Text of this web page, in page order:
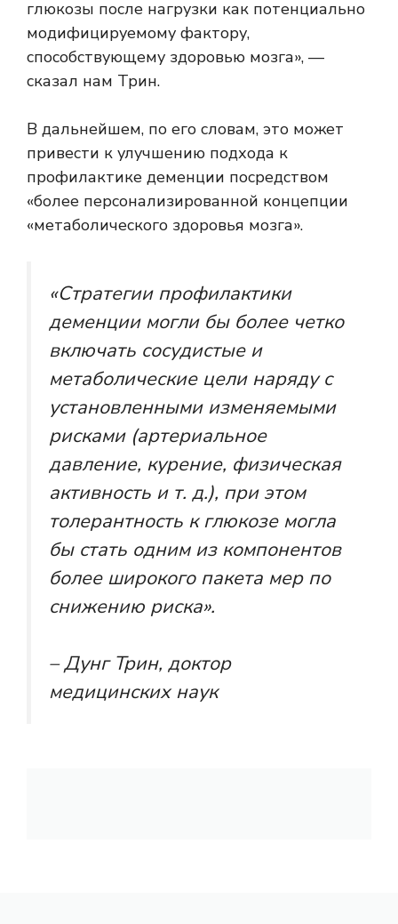
глюкозы после нагрузки как потенциально
модифицируемому фактору,
способствующему здоровью мозга», —
сказал нам Трин.
В дальнейшем, по его словам, это может
привести к улучшению подхода к
профилактике деменции посредством
«более персонализированной концепции
«метаболического здоровья мозга».
«Стратегии профилактики
деменции могли бы более четко
включать сосудистые и
метаболические цели наряду с
установленными изменяемыми
рисками (артериальное
давление, курение, физическая
активность и т. д.), при этом
толерантность к глюкозе могла
бы стать одним из компонентов
более широкого пакета мер по
снижению риска».
– Дунг Трин, доктор
медицинских наук